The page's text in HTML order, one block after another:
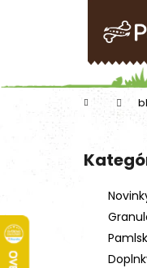
Domov
Preskočiť
kategórie
k
obchodu
obchodu